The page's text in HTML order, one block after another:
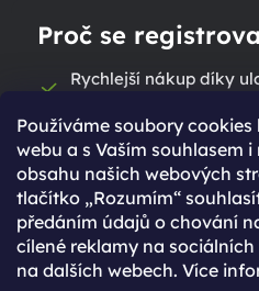
Používáme soubory
webu a s Vaším souhlasem
obsahu našich webových
tlačítko „Rozumím“
předáním údajů o chování
cílené reklamy na
na dalších webech. Více
Proč se
Rychlejší nákup díky
Přehled o stavu
Kompletní historie
Speciální akce,
registrované
Máte již účet